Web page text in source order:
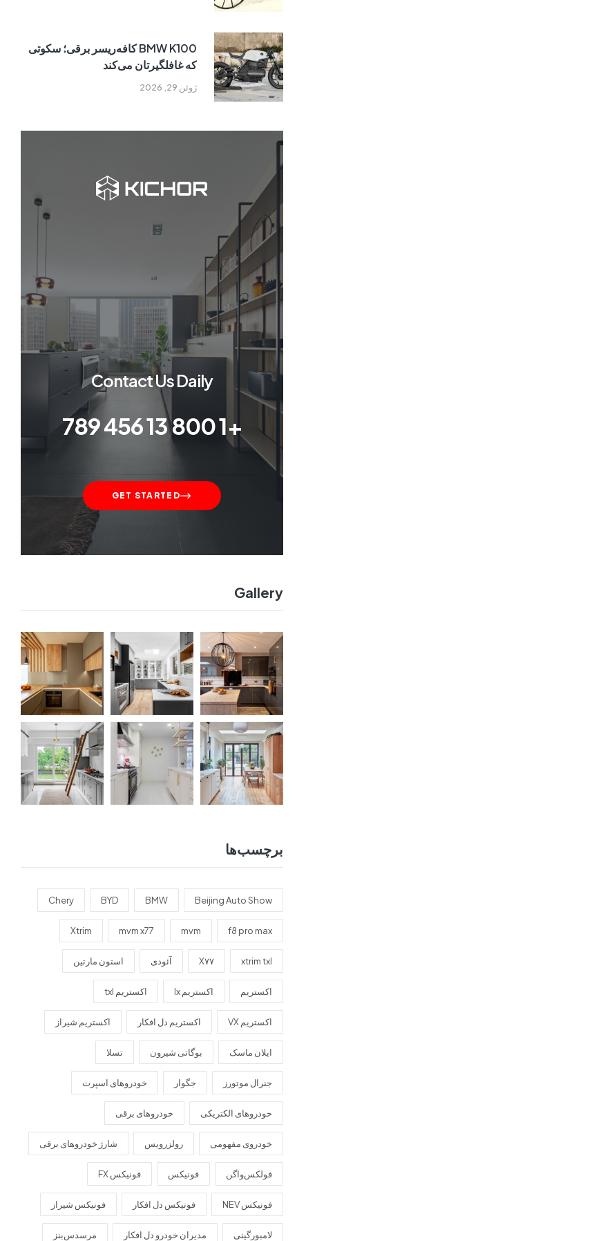
ژوئن 29, 2026
BMW K100 کافه‌ریسر برقی؛ سکوتی
که غافلگیرتان می‌کند
Contact Us Daily
+1 800 13 456 789
GET STARTED
Gallery
برچسب‌ها
Beijing Auto Show
BMW
BYD
Chery
f8 pro max
mvm
mvm x77
Xtrim
xtrim txl X۷۷ آئودی استون مارتین
اکستریم اکستریم lx اکستریم txl
اکستریم VX اکستریم دل افکار اکستریم شیراز
ایلان ماسک بوگاتی شیرون تسلا
جنرال موتورز جگوار خودروهای اسپرت
خودروهای الکتریکی خودروهای برقی
خودروی مفهومی رولزرویس شارژ خودروهای برقی
فولکس‌واگن فونیکس فونیکس FX
فونیکس NEV فونیکس دل افکار فونیکس شیراز
لامبورگینی مدیران خودرو دل افکار مرسدس‌بنز